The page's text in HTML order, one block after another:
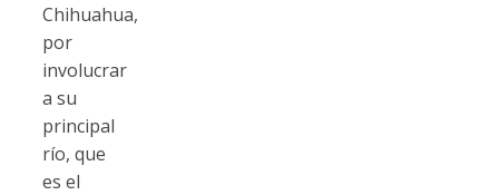
Chihuahua,
por
involucrar
a su
principal
río, que
es el